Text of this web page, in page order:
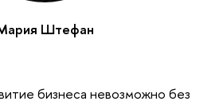
Штефан
бизнеса невозможно без